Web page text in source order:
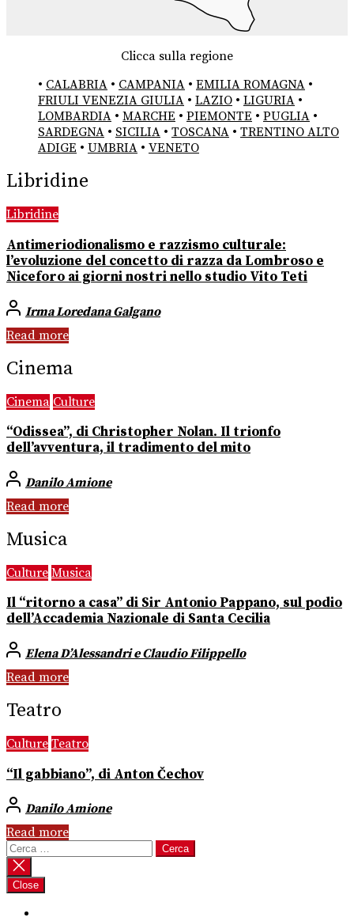
Clicca sulla regione
• CALABRIA • CAMPANIA • EMILIA ROMAGNA •
FRIULI VENEZIA GIULIA • LAZIO • LIGURIA •
LOMBARDIA • MARCHE • PIEMONTE • PUGLIA •
SARDEGNA • SICILIA • TOSCANA • TRENTINO ALTO
ADIGE • UMBRIA • VENETO
Libridine
Libridine
Antimeriodionalismo e razzismo culturale:
l’evoluzione del concetto di razza da Lombroso e
Niceforo ai giorni nostri nello studio Vito Teti
Irma Loredana Galgano
Read more
Cinema
Cinema Culture
“Odissea”, di Christopher Nolan. Il trionfo
dell’avventura, il tradimento del mito
Danilo Amione
Read more
Musica
Culture Musica
Il “ritorno a casa” di Sir Antonio Pappano, sul podio
dell’Accademia Nazionale di Santa Cecilia
Elena D’Alessandri e Claudio Filippello
Read more
Teatro
Culture Teatro
“Il gabbiano”, di Anton Čechov
Danilo Amione
Read more
Ricerca
per:
Close